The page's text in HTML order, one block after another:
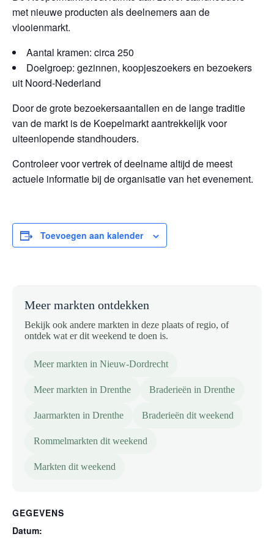
met nieuwe producten als deelnemers aan de
vlooienmarkt.
Aantal kramen: circa 250
Doelgroep: gezinnen, koopjeszoekers en bezoekers
uit Noord-Nederland
Door de grote bezoekersaantallen en de lange traditie
van de markt is de Koepelmarkt aantrekkelijk voor
uiteenlopende standhouders.
Controleer voor vertrek of deelname altijd de meest
actuele informatie bij de organisatie van het evenement.
Toevoegen aan kalender
Meer markten ontdekken
Bekijk ook andere markten in deze plaats of regio, of
ontdek wat er dit weekend te doen is.
Meer markten in Nieuw-Dordrecht
Meer markten in Drenthe Braderieën in Drenthe
Jaarmarkten in Drenthe Braderieën dit weekend
Rommelmarkten dit weekend
Markten dit weekend
GEGEVENS
Datum: